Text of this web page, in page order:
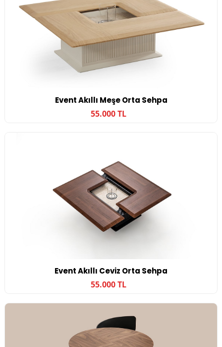
Event Akıllı Meşe Orta Sehpa
55.000 TL
Event Akıllı Ceviz Orta Sehpa
55.000 TL